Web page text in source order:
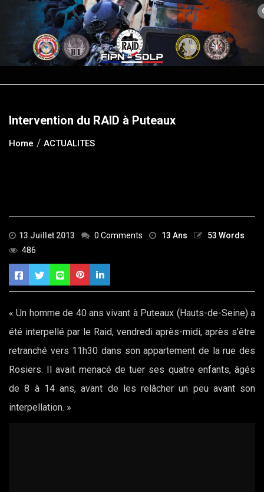
content
Intervention du RAID à Puteaux
Home ACTUALITES
13 Juillet 2013 0 Comments 13 Ans
53 Words
486
« Un homme de 40 ans vivant à Puteaux (Hauts-de-Seine) a
été interpellé par le Raid, vendredi après-midi, après s’être
retranché vers 11h30 dans son appartement de la rue des
Rosiers. Il avait menacé de tuer ses quatre enfants, âgés
de 8 à 14 ans, avant de les relâcher un peu avant son
interpellation. »